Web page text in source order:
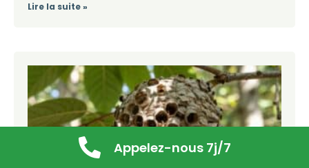
Appelez-nous 7j/7
Lire la suite »